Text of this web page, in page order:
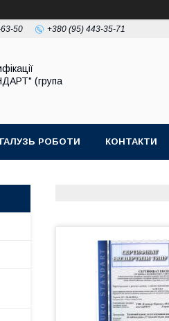
50 +380 (95) 443-35-71
(група
ГАЛУЗЬ РОБОТИ КОНТАКТИ